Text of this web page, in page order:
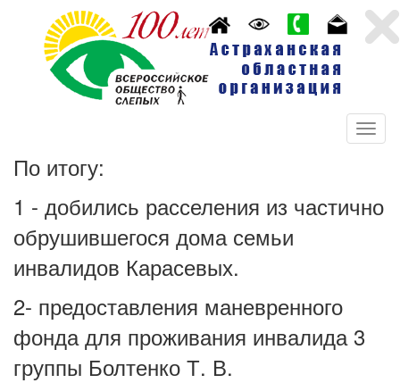
По итогу:
1 - добились расселения из частично
обрушившегося дома семьи
инвалидов Карасевых.
2- предоставления маневренного
фонда для проживания инвалида 3
группы Болтенко Т. В.